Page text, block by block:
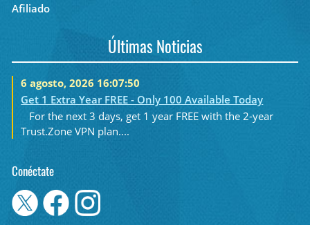
Afiliado
Últimas Noticias
6 agosto, 2026 16:07:50
Get 1 Extra Year FREE - Only 100 Available Today
For the next 3 days, get 1 year FREE with the 2-year
Trust.Zone VPN plan....
Conéctate